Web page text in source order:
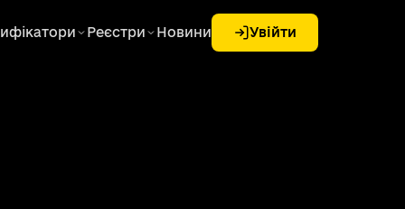
Реєстри Новини Увійти